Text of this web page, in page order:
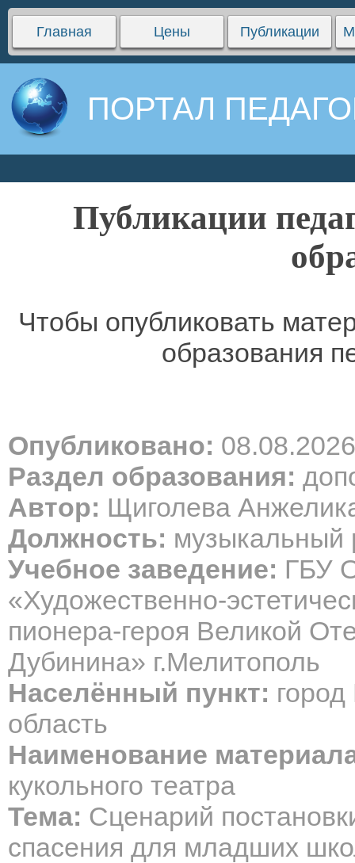
Главная Цены Публикации
ПОРТАЛ
Публикации
Чтобы опубликовать
образования
Опубликовано: 08.08.2026
Раздел образования:
Автор: Щиголева
Должность: музыкальный
Учебное заведение: ГБУ
«Художественно-
пионера-героя Великой
Дубинина» г.Мелитополь
Населённый пункт:
область
Наименование
кукольного театра
Тема: Сценарий
спасения для младших